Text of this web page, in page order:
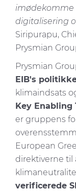
digitalisering
Siripurapu,
Prysmian
Prysmian
EIB's
klimaindsats
Key Enabling
er gruppens
European
direktiverne til
verificerede